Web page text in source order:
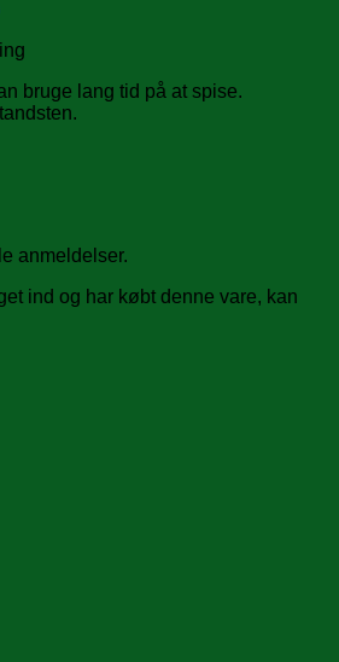
bruge lang tid på at spise.
anmeldelser.
ind og har købt denne vare, kan